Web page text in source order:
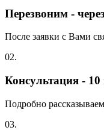
Перезвоним -
После заявки с Вами
02.
Консультация -
Подробно
03.